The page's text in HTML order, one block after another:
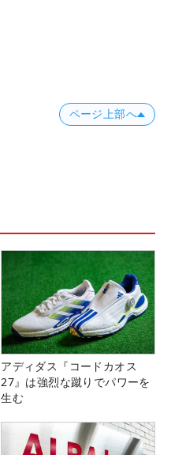
ページ上部へ
アディダス『コードカオス
27』は強烈な蹴りでパワーを
生む